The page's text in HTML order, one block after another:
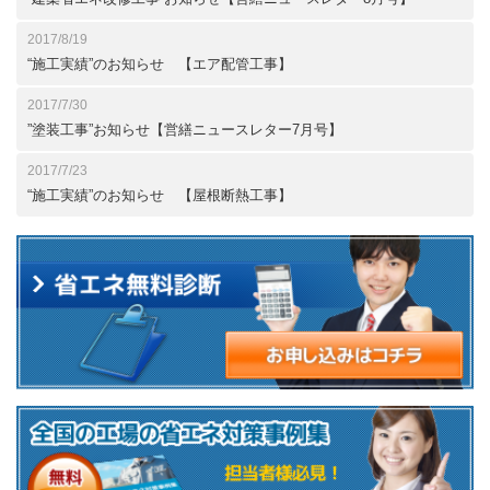
2017/8/19
“施工実績”のお知らせ 【エア配管工事】
2017/7/30
”塗装工事”お知らせ【営繕ニュースレター7月号】
2017/7/23
“施工実績”のお知らせ 【屋根断熱工事】